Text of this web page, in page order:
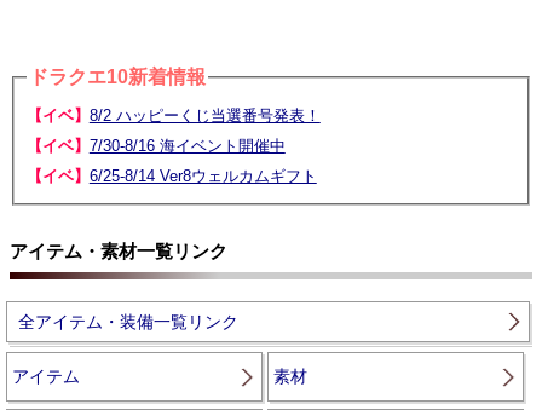
ドラクエ10新着情報
【イベ】 8/2 ハッピーくじ当選番号発表！
【イベ】 7/30-8/16 海イベント開催中
【イベ】 6/25-8/14 Ver8ウェルカムギフト
アイテム・素材一覧リンク
全アイテム・装備一覧リンク
アイテム 素材